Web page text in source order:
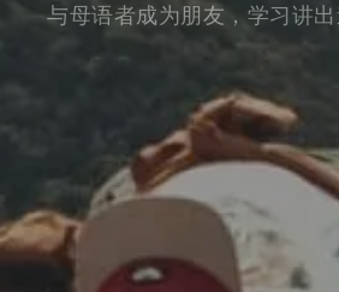
与母语者成为朋友，学习讲